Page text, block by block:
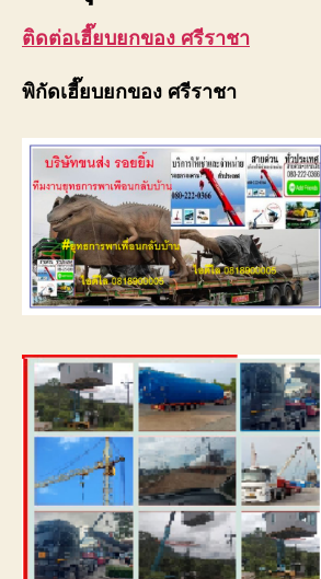
ติดต่อเฮี๊ยบยกของ ศรีราชา
พิกัดเฮี๊ยบยกของ ศรีราชา